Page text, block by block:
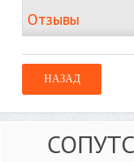
Отзывы